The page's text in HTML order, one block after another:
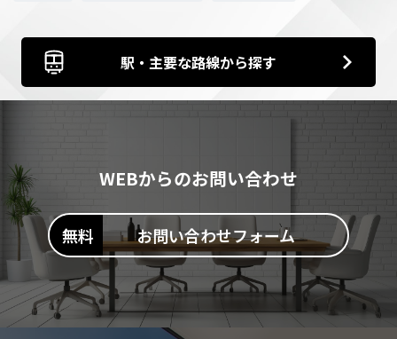
駅・主要な路線から探す
WEBからのお問い合わせ
お問い合わせフォーム